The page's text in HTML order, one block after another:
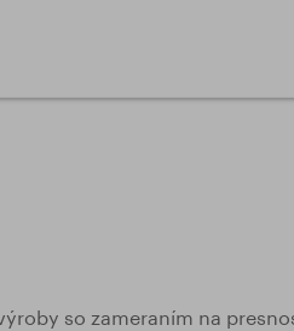
so zameraním na